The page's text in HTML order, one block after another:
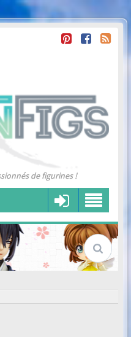
de figurines !